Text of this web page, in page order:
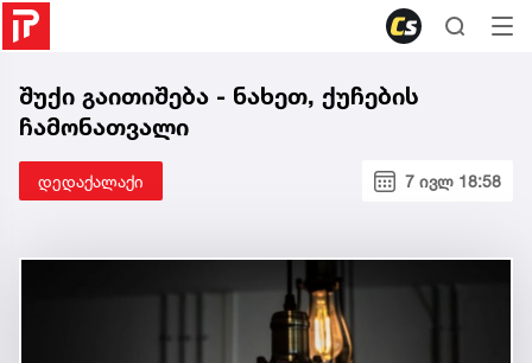
შუქი გაითიშება - ნახეთ, ქუჩების
ჩამონათვალი
დედაქალაქი 7 ივლ 18:58